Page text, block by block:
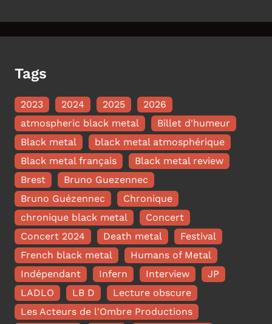
Tags
2023 2024 2025
2026
atmospheric black metal
Billet d'humeur
Black metal
black metal atmosphérique
Black metal français
Black metal review
Brest
Bruno Guezennec
Bruno Guézennec
Chronique
chronique black metal
Concert
Concert 2024
Death metal
Festival
French black metal
Humans of Metal
Indépendant
Infern Interview
JP
LADLO
LB D
Lecture obscure
Les Acteurs de l'Ombre Productions